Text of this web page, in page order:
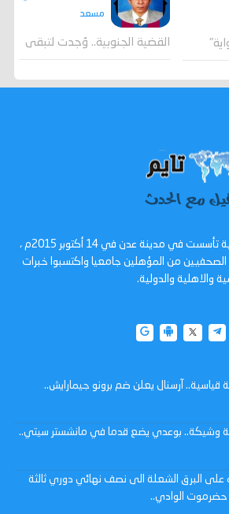
مسعد
القضية الجنوبية.. وُجدت لتبقى
عدن تايم - صحيفة الكترونية تأسست في مدينة عدن في 14 أكتوبر 2015م ،
الصحفيين من المؤهلين جامعيا واكتسبوا خبرات
والدولية.
قياسية.. آرسنال يعلن ضم برونو جيمارايش..
وشيكة.. بوعدي يضع قدما في مانشستر سيتي..
على البرق الشعلة الى نصف نهائي دوري ثالثة
حضرموت الوادي..